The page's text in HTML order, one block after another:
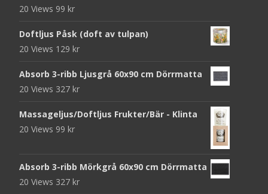
20 Views 99 kr
Doftljus Påsk (doft av tulpan)
20 Views 129 kr
Absorb 3-ribb Ljusgrå 60x90 cm Dörrmatta
20 Views 327 kr
Massageljus/Doftljus Frukter/Bär - Klinta
20 Views 99 kr
Absorb 3-ribb Mörkgrå 60x90 cm Dörrmatta
20 Views 327 kr